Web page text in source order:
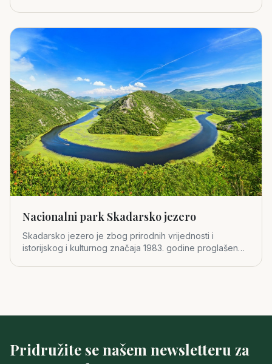
Nacionalni park Skadarsko jezero
Skadarsko jezero je zbog prirodnih vrijednosti i
istorijskog i kulturnog značaja 1983. godine proglašeno
Pridružite se našem newsletteru za